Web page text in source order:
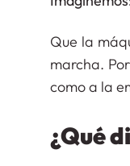
Que la
marcha.
como a la
¿Qué